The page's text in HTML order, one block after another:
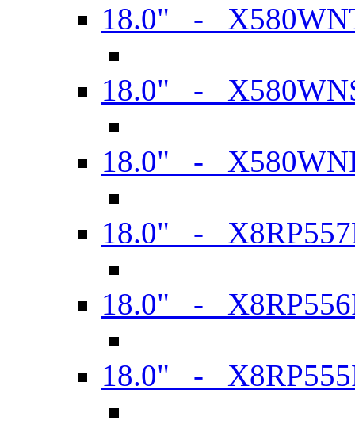
18.0" -
18.0" -
18.0" -
18.0" -
18.0" -
18.0" -